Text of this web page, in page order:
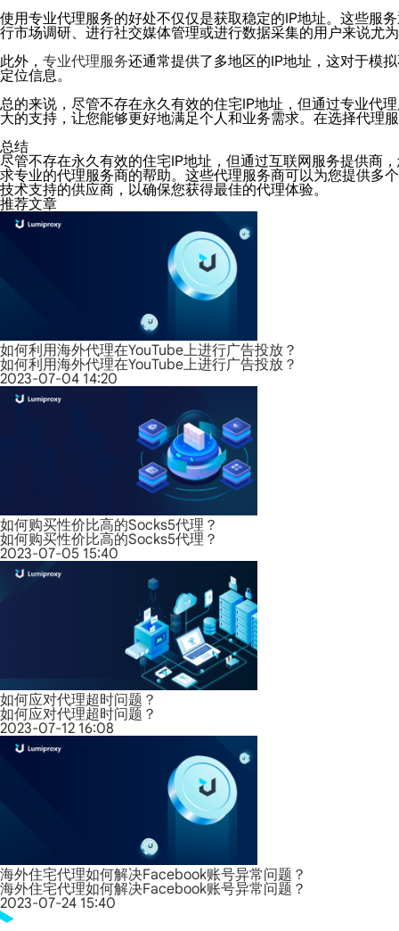
使用专业代理服务的好处不仅仅是获取稳定的IP地址。这些服
行市场调研、进行社交媒体管理或进行数据采集的用户来说尤
此外， 专业代理服务还通常提供了多地区的IP地址，这对于模
定位信息。
总的来说，尽管不存在永久有效的住宅IP地址，但通过专业代
大的支持，让您能够更好地满足个人和业务需求。在选择代理
总结
尽管不存在永久有效的住宅IP地址，但通过互联网服务提供商
求专业的代理服务商的帮助。这些代理服务商可以为您提供多
技术支持的供应商，以确保您获得最佳的代理体验。
推荐文章
如何利用海外代理在YouTube上进行广告投放？
如何利用海外代理在YouTube上进行广告投放？
2023-07-04 14:20
如何购买性价比高的Socks5代理？
如何购买性价比高的Socks5代理？
2023-07-05 15:40
如何应对代理超时问题？
如何应对代理超时问题？
2023-07-12 16:08
海外住宅代理如何解决Facebook账号异常问题？
海外住宅代理如何解决Facebook账号异常问题？
2023-07-24 15:40